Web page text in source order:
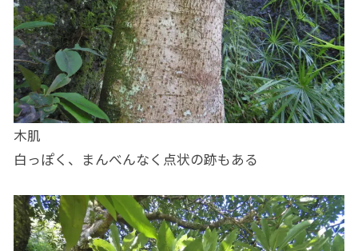
木肌
白っぽく、まんべんなく点状の跡もある